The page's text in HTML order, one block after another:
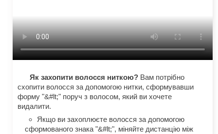
Як захопити волосся ниткою? Вам потрібно
схопити волосся за допомогою нитки, сформувавши
форму "&#lt;" поруч з волосом, який ви хочете
видалити.
Якщо ви захоплюєте волосся за допомогою
сформованого знака "&#lt;", міняйте дистанцію між